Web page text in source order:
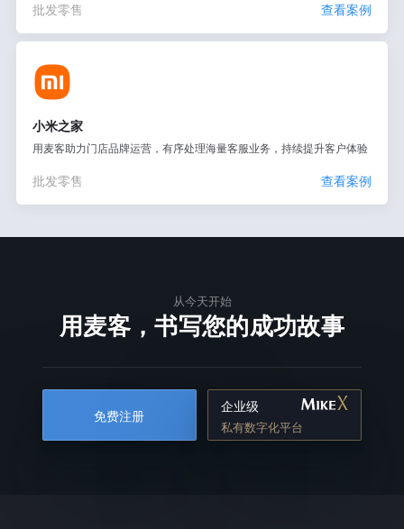
批发零售 查看案例
小米之家
用麦客助力门店品牌运营，有序处理海量客服业务，持续提升客户体验
批发零售 查看案例
从今天开始
用麦客，书写您的成功故事
免费注册
企业级
私有数字化平台